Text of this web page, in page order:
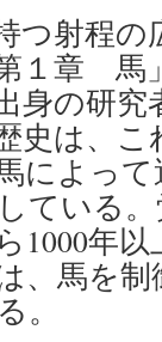
つ射程の
１章 馬
身の研究
史は、
によっ
ている
1000年
、馬を
。